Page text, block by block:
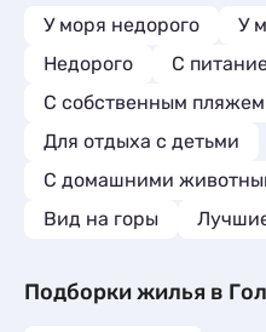
У моря недорого
У
Недорого
С
С собственным пляжем
Для отдыха с детьми
С домашними
Вид на горы
Подборки жилья в